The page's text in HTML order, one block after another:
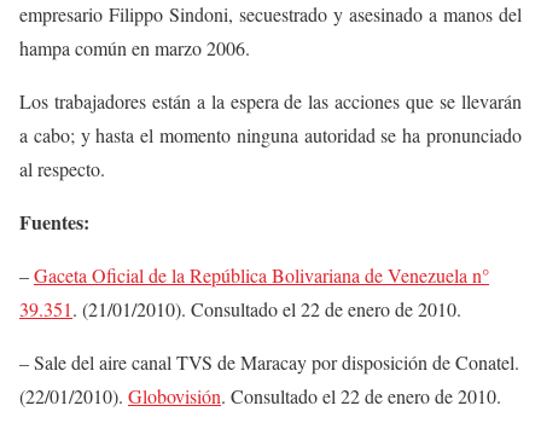
empresario Filippo Sindoni, secuestrado y asesinado a manos del
hampa común en marzo 2006.
Los trabajadores están a la espera de las acciones que se llevarán
a cabo; y hasta el momento ninguna autoridad se ha pronunciado
al respecto.
Fuentes:
–Gaceta Oficial de la República Bolivariana de Venezuela n°
39.351. (21/01/2010). Consultado el 22 de enero de 2010.
– Sale del aire canal TVS de Maracay por disposición de Conatel.
(22/01/2010). Globovisión. Consultado el 22 de enero de 2010.